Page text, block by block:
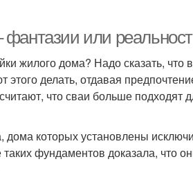
или
жилого дома? Надо сказать, что
этого делать, отдавая
что сваи больше подходят
которых установлены
фундаментов доказала, что